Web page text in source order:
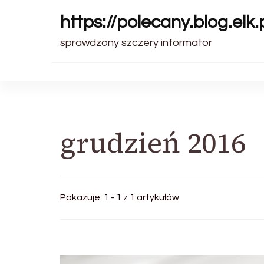
https://
sprawdzony szczery informator
grudzień 2016
Pokazuje: 1 - 1 z 1 artykułów